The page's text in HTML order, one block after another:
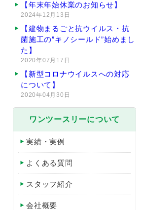
【年末年始休業のお知らせ】
2024年12月13日
【建物まるごと抗ウイルス・抗
菌施工の”キノシールド”始めまし
た】
2020年07月17日
【新型コロナウイルスへの対応
について】
2020年04月30日
ワンツースリーについて
実績・実例
よくある質問
スタッフ紹介
会社概要